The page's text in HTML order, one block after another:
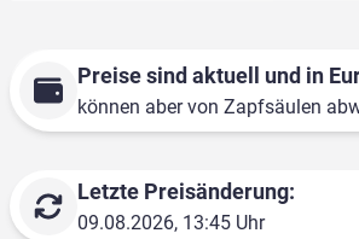
Preise sind aktuell und in
können aber von Zapfsäulen
Letzte Preisänderung:
09.08.2026, 13:45 Uhr